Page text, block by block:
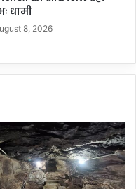
धामी
8, 2026